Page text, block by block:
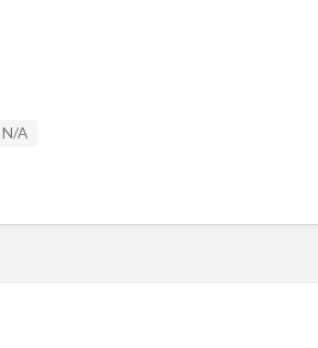
Listing ID
N/A